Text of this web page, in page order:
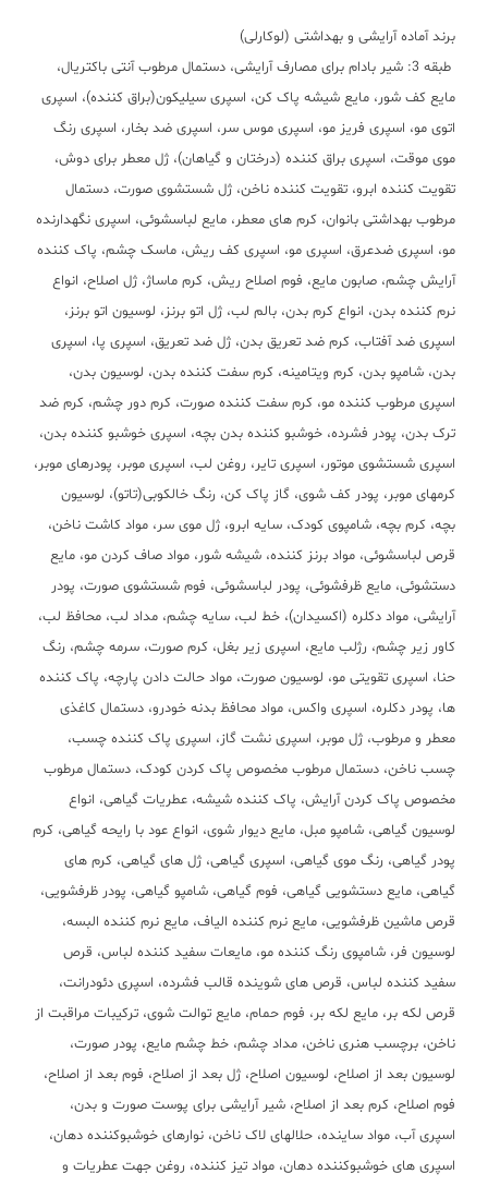
برند آماده آرایشی و بهداشتی (لوکارلی)
طبقه 3: شیر بادام برای مصارف آرایشی، دستمال مرطوب آنتی باکتریال،
مایع کف شور، مایع شیشه پاک کن، اسپری سیلیکون(براق کننده)، اسپری
اتوی مو، اسپری فریز مو، اسپری موس سر، اسپری ضد بخار، اسپری رنگ
موی موقت، اسپری براق کننده (درختان و گیاهان)، ژل معطر برای دوش،
تقویت کننده ابرو، تقویت کننده ناخن، ژل شستشوی صورت، دستمال
مرطوب بهداشتی بانوان، کرم های معطر، مایع لباسشوئی، اسپری نگهدارنده
مو، اسپری ضدعرق، اسپری مو، اسپری کف ریش، ماسک چشم، پاک کننده
آرایش چشم، صابون مایع، فوم اصلاح ریش، کرم ماساژ، ژل اصلاح، انواع
نرم کننده بدن، انواع کرم بدن، بالم لب، ژل اتو برنز، لوسیون اتو برنز،
اسپری ضد آفتاب، کرم ضد تعریق بدن، ژل ضد تعریق، اسپری پا، اسپری
بدن، شامپو بدن، کرم ویتامینه، کرم سفت کننده بدن، لوسیون بدن،
اسپری مرطوب کننده مو، کرم سفت کننده صورت، کرم دور چشم، کرم ضد
ترک بدن، پودر فشرده، خوشبو کننده بدن بچه، اسپری خوشبو کننده بدن،
اسپری شستشوی موتور، اسپری تایر، روغن لب، اسپری موبر، پودرهای موبر،
کرمهای موبر، پودر کف شوی، گاز پاک کن، رنگ خالکوبی(تاتو)، لوسیون
بچه، کرم بچه، شامپوی کودک، سایه ابرو، ژل موی سر، مواد کاشت ناخن،
قرص لباسشوئی، مواد برنز کننده، شیشه شور، مواد صاف کردن مو، مایع
دستشوئی، مایع ظرفشوئی، پودر لباسشوئی، فوم شستشوی صورت، پودر
آرایشی، مواد دکلره (اکسیدان)، خط لب، سایه چشم، مداد لب، محافظ لب،
کاور زیر چشم، رژلب مایع، اسپری زیر بغل، کرم صورت، سرمه چشم، رنگ
حنا، اسپری تقویتی مو، لوسیون صورت، مواد حالت دادن پارچه، پاک کننده
ها، پودر دکلره، اسپری واکس، مواد محافظ بدنه خودرو، دستمال کاغذی
معطر و مرطوب، ژل موبر، اسپری نشت گاز، اسپری پاک کننده چسب،
چسب ناخن، دستمال مرطوب مخصوص پاک کردن کودک، دستمال مرطوب
مخصوص پاک کردن آرایش، پاک کننده شیشه، عطریات گیاهی، انواع
لوسیون گیاهی، شامپو مبل، مایع دیوار شوی، انواع عود با رایحه گیاهی، کرم
پودر گیاهی، رنگ موی گیاهی، اسپری گیاهی، ژل های گیاهی، کرم های
گیاهی، مایع دستشویی گیاهی، فوم گیاهی، شامپو گیاهی، پودر ظرفشویی،
قرص ماشین ظرفشویی، مایع نرم کننده الیاف، مایع نرم کننده البسه،
لوسیون فر، شامپوی رنگ کننده مو، مایعات سفید کننده لباس، قرص
سفید کننده لباس، قرص های شوینده قالب فشرده، اسپری دئودرانت،
قرص لکه بر، مایع لکه بر، فوم حمام، مایع توالت شوی، ترکیبات مراقبت از
ناخن، برچسب هنری ناخن، مداد چشم، خط چشم مایع، پودر صورت،
لوسیون بعد از اصلاح، لوسیون اصلاح، ژل بعد از اصلاح، فوم بعد از اصلاح،
فوم اصلاح، کرم بعد از اصلاح، شیر آرایشی برای پوست صورت و بدن،
اسپری آب، مواد ساینده، حلالهای لاک ناخن، نوارهای خوشبوکننده دهان،
اسپری های خوشبوکننده دهان، مواد تیز کننده، روغن جهت عطریات و